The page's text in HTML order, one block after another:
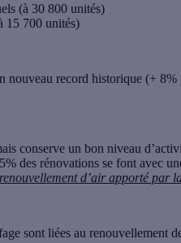
(à 30 800 unités)
15 700 unités)
nouveau record historique (+
conserve un bon niveau
des rénovations se font avec
renouvellement d’air apporté par
sont liées au renouvellement